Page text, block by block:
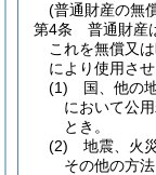
(普通財産の無
第4条
普通財産
これを無償又
により使用さ
(1)
国、他の
において公
とき。
(2)
地震、火
その他の方